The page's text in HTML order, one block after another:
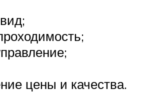
цены и качества.